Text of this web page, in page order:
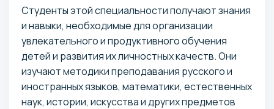
Студенты этой специальности получают знания
и навыки, необходимые для организации
увлекательного и продуктивного обучения
детей и развития их личностных качеств. Они
изучают методики преподавания русского и
иностранных языков, математики, естественных
наук, истории, искусства и других предметов